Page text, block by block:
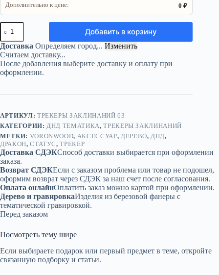
Дополнительно к цене: 0 ₽
Количество
товара
Трекер
ДнД
«Дракон»
—
дерево
Добавить в корзину
Доставка Определяем город... Изменить
Считаем доставку...
После добавления выберите доставку и оплату при
оформлении.
АРТИКУЛ: ТРЕКЕРЫ ЗАКЛИНАНИЙ 63
КАТЕГОРИИ: ДНД ТЕМАТИКА,ТРЕКЕРЫ ЗАКЛИНАНИЙ
МЕТКИ: VORONWOOD, АКСЕССУАР, ДЕРЕВО, ДНД,
ДРАКОН,СТАТУС,ТРЕКЕР
Доставка СДЭКСпособ доставки выбирается при оформлении
заказа.
Возврат СДЭКЕсли с заказом проблема или товар не подошел,
оформим возврат через СДЭК за наш счет после согласования.
Оплата онлайнОплатить заказ можно картой при оформлении.
Дерево и гравировкаИзделия из березовой фанеры с
тематической гравировкой.
Перед заказом
Посмотреть тему шире
Если выбираете подарок или первый предмет в теме, откройте
связанную подборку и статьи.